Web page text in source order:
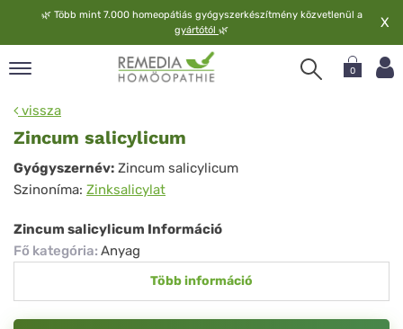
🌿 Több mint 7.000 homeopátiás gyógyszerkészítmény közvetlenül a
gyártótól 🌿 X
0
vissza
Zincum salicylicum
Zincum
salicylicum
Gyógyszernév: Zincum salicylicum
Szinoníma: Zinksalicylat
Zincum salicylicum Információ
Fő kategória: Anyag
Több információ